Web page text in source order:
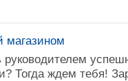
магазином
Тогда ждем тебя!